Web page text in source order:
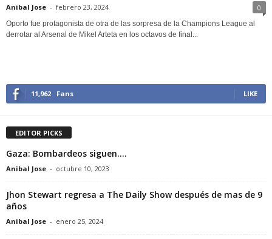
Anibal Jose - febrero 23, 2024 0
Oporto fue protagonista de otra de las sorpresa de la Champions League al
derrotar al Arsenal de Mikel Arteta en los octavos de final...
11,962 Fans LIKE
EDITOR PICKS
Gaza: Bombardeos siguen….
Anibal Jose - octubre 10, 2023
Jhon Stewart regresa a The Daily Show después de mas de 9
años
Anibal Jose - enero 25, 2024